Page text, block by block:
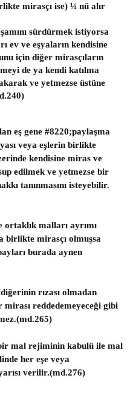
mirasçı ise) ¼ nü alır
sürdürmek istiyorsa
ev ve eşyaların kendisine
için diğer mirasçıların
de ya kendi katılma
ve yetmezse üstüne
eş gene #8220;paylaşma
veya eşlerin birlikte
kendisine miras ve
edilmek ve yetmezse bir
tanınmasını isteyebilir.
ortaklık malları ayrımı
birlikte mirasçı olmuşsa
burada aynen
rızası olmadan
reddedemeyeceği gibi
mal rejiminin kabulü ile mal
her eşe veya
verilir.(md.276)